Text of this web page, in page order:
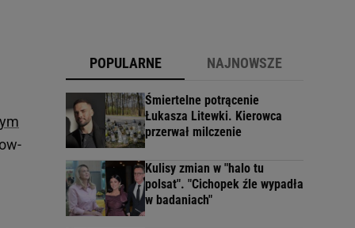
POPULARNE NAJNOWSZE
Śmiertelne potrącenie
Łukasza Litewki. Kierowca
przerwał milczenie
Kulisy zmian w "halo tu
polsat". "Cichopek źle wypadła
w badaniach"